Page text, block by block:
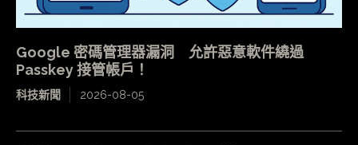
Google 密碼管理器漏洞 允許惡意軟件繞過
Passkey 接管帳戶！
科技新聞 2026-08-05